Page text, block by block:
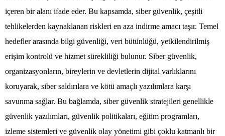
içeren bir alanı ifade eder. Bu kapsamda, siber güvenlik, çeşitli
tehlikelerden kaynaklanan riskleri en aza indirme amacı taşır. Temel
hedefler arasında bilgi güvenliği, veri bütünlüğü, yetkilendirilmiş
erişim kontrolü ve hizmet sürekliliği bulunur. Siber güvenlik,
organizasyonların, bireylerin ve devletlerin dijital varlıklarını
koruyarak, siber saldırılara ve kötü amaçlı yazılımlara karşı
savunma sağlar. Bu bağlamda, siber güvenlik stratejileri genellikle
güvenlik yazılımları, güvenlik politikaları, eğitim programları,
izleme sistemleri ve güvenlik olay yönetimi gibi çoklu katmanlı bir